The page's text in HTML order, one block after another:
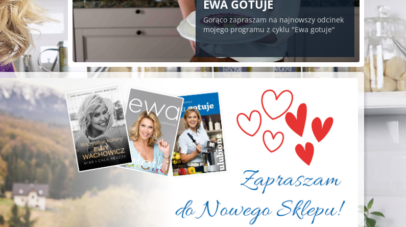
EWA GOTUJE
Gorąco zapraszam na najnowszy odcinek
mojego programu z cyklu "Ewa gotuje"